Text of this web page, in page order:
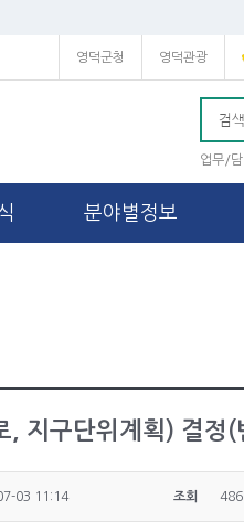
영덕군청 영덕관광
업무/담
분야별정보
, 지구단위계획) 결정
03 11:14 조회 486